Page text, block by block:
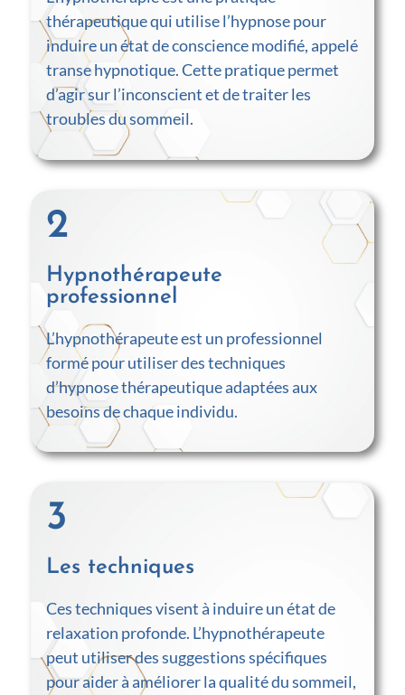
thérapeutique qui utilise l’hypnose pour
induire un état de conscience modifié, appelé
transe hypnotique. Cette pratique permet
d’agir sur l’inconscient et de traiter les
troubles du sommeil.
2
Hypnothérapeute
professionnel
L’hypnothérapeute est un professionnel
formé pour utiliser des techniques
d’hypnose thérapeutique adaptées aux
besoins de chaque individu.
3
Les techniques
Ces techniques visent à induire un état de
relaxation profonde. L’hypnothérapeute
peut utiliser des suggestions spécifiques
pour aider à améliorer la qualité du sommeil,